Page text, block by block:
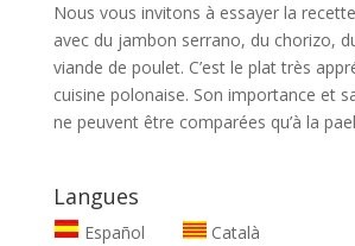
Nous vous invitons à essayer la
avec du jambon serrano, du chorizo,
viande de poulet. C’est le plat très
cuisine polonaise. Son importance et
ne peuvent être comparées qu’à la
Langues
Español Català